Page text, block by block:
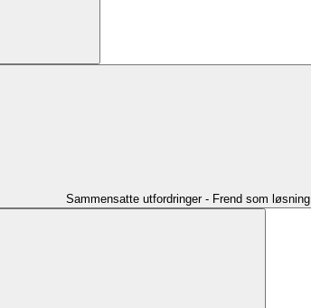
Sammensatte utfordringer - Frend som løsning